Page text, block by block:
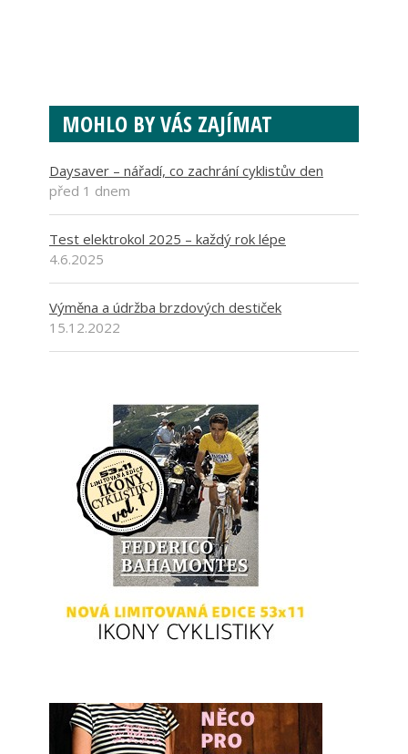
MOHLO BY VÁS ZAJÍMAT
Daysaver – nářadí, co zachrání cyklistův den
před 1 dnem
Test elektrokol 2025 – každý rok lépe
4.6.2025
Výměna a údržba brzdových destiček
15.12.2022